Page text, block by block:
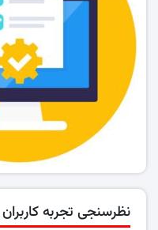
نظرسنجی تجربه کاربران